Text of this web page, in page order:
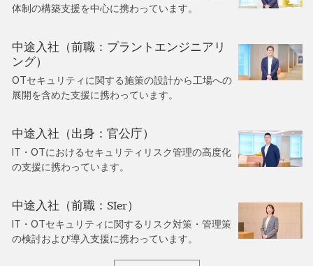
体制の構築支援を中心に携わっています。
中途入社（前職：プラントエンジニアリ
ング）
OTセキュリティに関する施策の設計から工場への
展開を含めた支援に携わっています。
中途入社（出身：官公庁）
IT・OTにおけるセキュリティリスク管理の高度化
の支援に携わっています。
中途入社（前職：SIer）
IT・OTセキュリティに関するリスク対策・管理策
の検討および導入支援に携わっています。